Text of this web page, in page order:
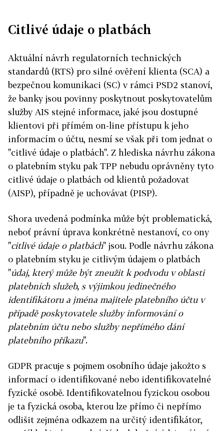
Citlivé údaje o platbách
Aktuální návrh regulatorních technických
standardů (RTS) pro silné ověření klienta (SCA) a
bezpečnou komunikaci (SC) v rámci PSD2 stanoví,
že banky jsou povinny poskytnout poskytovatelům
služby AIS stejné informace, jaké jsou dostupné
klientovi při přímém on-line přístupu k jeho
informacím o účtu, nesmí se však při tom jednat o
"citlivé údaje o platbách". Z hlediska návrhu zákona
o platebním styku pak TPP nebudu oprávněny tyto
citlivé údaje o platbách od klientů požadovat
(AISP), případně je uchovávat (PISP).
Shora uvedená podmínka může být problematická,
neboť právní úprava konkrétně nestanoví, co ony
"citlivé údaje o platbách" jsou. Podle návrhu zákona
o platebním styku je citlivým údajem o platbách
"údaj, který může být zneužit k podvodu v oblasti
platebních služeb, s výjimkou jedinečného
identifikátoru a jména majitele platebního účtu v
případě poskytovatele služby informování o
platebním účtu nebo služby nepřímého dání
platebního příkazu".
GDPR pracuje s pojmem osobního údaje jakožto s
informací o identifikované nebo identifikovatelné
fyzické osobě. Identifikovatelnou fyzickou osobou
je ta fyzická osoba, kterou lze přímo či nepřímo
odlišit zejména odkazem na určitý identifikátor,